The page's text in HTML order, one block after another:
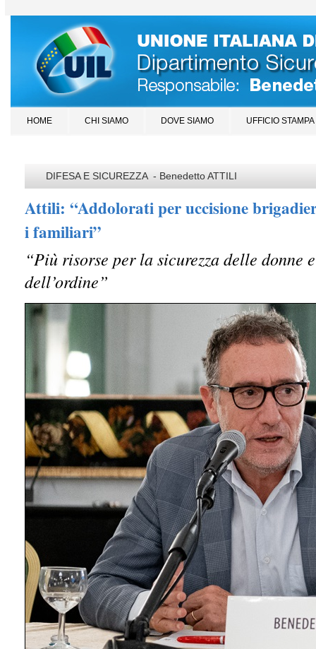
HOME CHI SIAMO DOVE SIAMO UFFICIO STAMPA
DIFESA E SICUREZZA - Benedetto ATTILI
Attili: “Addolorati per uccisione
i familiari”
“Più risorse per la sicurezza delle donne
dell’ordine”